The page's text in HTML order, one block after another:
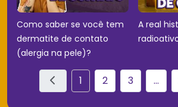
Como saber se você tem
dermatite de contato
(alergia na pele)?
A real
1 2 3 ...